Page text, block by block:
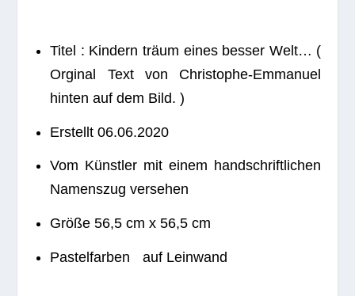
Titel : Kin­dern träum eines bes­ser Welt… (
Orgi­nal Text von Chris­to­phe-Emma­nuel
hin­ten auf dem Bild. )
Erstellt 06.06.2020
Vom Künst­ler mit einem hand­schrift­li­chen
Namens­zug versehen
Größe 56,5 cm x 56,5 cm
Pas­tel­far­ben auf Leinwand